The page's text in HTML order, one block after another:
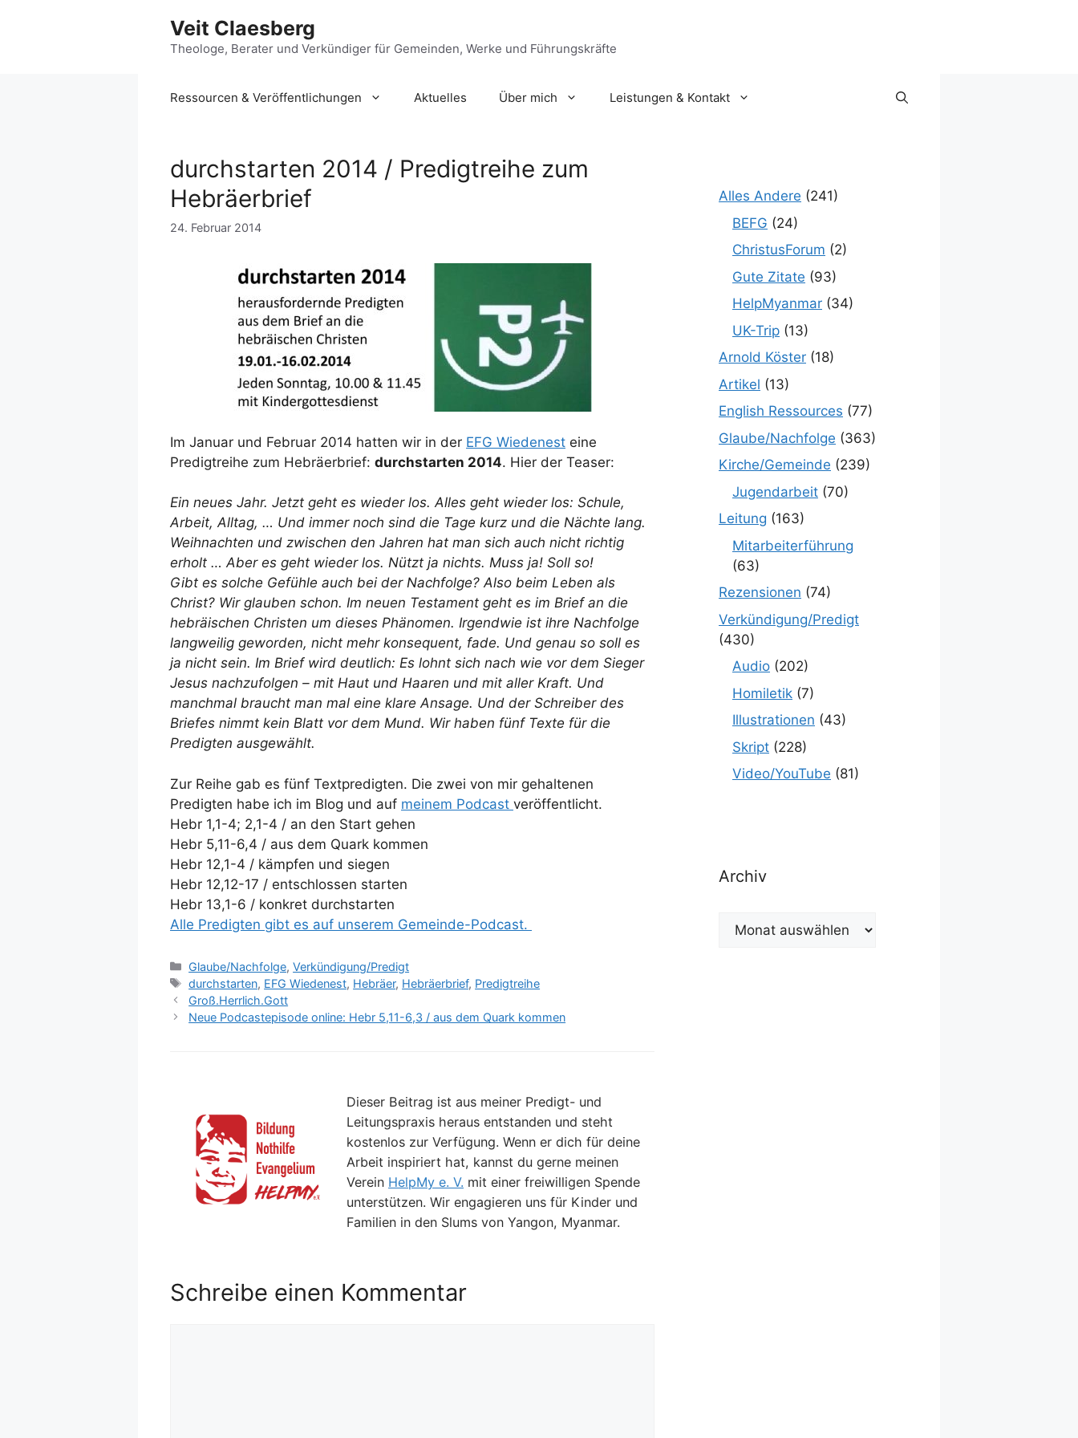
Veit Claesberg
Theologe, Berater und Verkündiger für Gemeinden, Werke und Führungskräfte
Ressourcen & Veröffentlichungen Aktuelles Über mich Leistungen & Kontakt
durchstarten 2014 / Predigtreihe zum
Hebräerbrief
24. Februar 2014
Im Januar und Februar 2014 hatten wir in der EFG Wiedenest eine
Predigtreihe zum Hebräerbrief: durchstarten 2014. Hier der Teaser:
Ein neues Jahr. Jetzt geht es wieder los. Alles geht wieder los: Schule,
Arbeit, Alltag, … Und immer noch sind die Tage kurz und die Nächte lang.
Weihnachten und zwischen den Jahren hat man sich auch nicht richtig
erholt … Aber es geht wieder los. Nützt ja nichts. Muss ja! Soll so!
Gibt es solche Gefühle auch bei der Nachfolge? Also beim Leben als
Christ? Wir glauben schon. Im neuen Testament geht es im Brief an die
hebräischen Christen um dieses Phänomen. Irgendwie ist ihre Nachfolge
langweilig geworden, nicht mehr konsequent, fade. Und genau so soll es
ja nicht sein. Im Brief wird deutlich: Es lohnt sich nach wie vor dem Sieger
Jesus nachzufolgen – mit Haut und Haaren und mit aller Kraft. Und
manchmal braucht man mal eine klare Ansage. Und der Schreiber des
Briefes nimmt kein Blatt vor dem Mund. Wir haben fünf Texte für die
Predigten ausgewählt.
Zur Reihe gab es fünf Textpredigten. Die zwei von mir gehaltenen
Predigten habe ich im Blog und auf meinem Podcast veröffentlicht.
Hebr 1,1-4; 2,1-4 / an den Start gehen
Hebr 5,11-6,4 / aus dem Quark kommen
Hebr 12,1-4 / kämpfen und siegen
Hebr 12,12-17 / entschlossen starten
Hebr 13,1-6 / konkret durchstarten
Alle Predigten gibt es auf unserem Gemeinde-Podcast.
Kategorien
Glaube/Nachfolge,Verkündigung/Predigt
Schlagwörter
durchstarten, EFG Wiedenest, Hebräer, Hebräerbrief, Predigtreihe
Groß.Herrlich.Gott
Neue Podcastepisode online: Hebr 5,11-6,3 / aus dem Quark kommen
Dieser Beitrag ist aus meiner Predigt- und
Leitungspraxis heraus entstanden und steht
kostenlos zur Verfügung. Wenn er dich für deine
Arbeit inspiriert hat, kannst du gerne meinen
Verein HelpMy e. V. mit einer freiwilligen Spende
unterstützen. Wir engagieren uns für Kinder und
Familien in den Slums von Yangon, Myanmar.
Schreibe einen Kommentar
Alles Andere (241)
BEFG (24)
ChristusForum (2)
Gute Zitate (93)
HelpMyanmar (34)
UK-Trip (13)
Arnold Köster (18)
Artikel (13)
English Ressources (77)
Glaube/Nachfolge (363)
Kirche/Gemeinde (239)
Jugendarbeit (70)
Leitung (163)
Mitarbeiterführung
(63)
Rezensionen (74)
Verkündigung/Predigt
(430)
Audio (202)
Homiletik (7)
Illustrationen (43)
Skript (228)
Video/YouTube (81)
Archiv
Archiv